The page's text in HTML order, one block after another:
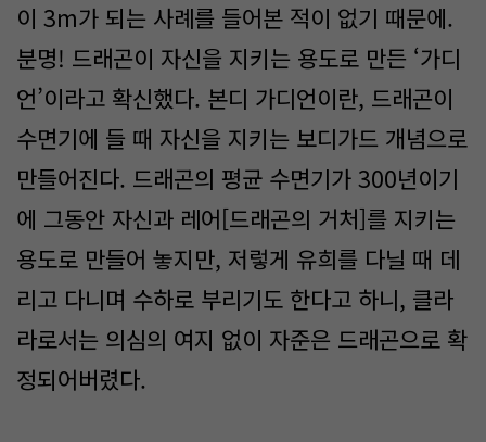
이 3m가 되는 사례를 들어본 적이 없기 때문에.
분명! 드래곤이 자신을 지키는 용도로 만든 ‘가디
언’이라고 확신했다. 본디 가디언이란, 드래곤이
수면기에 들 때 자신을 지키는 보디가드 개념으로
만들어진다. 드래곤의 평균 수면기가 300년이기
에 그동안 자신과 레어[드래곤의 거처]를 지키는
용도로 만들어 놓지만, 저렇게 유희를 다닐 때 데
리고 다니며 수하로 부리기도 한다고 하니, 클라
라로서는 의심의 여지 없이 자준은 드래곤으로 확
정되어버렸다.